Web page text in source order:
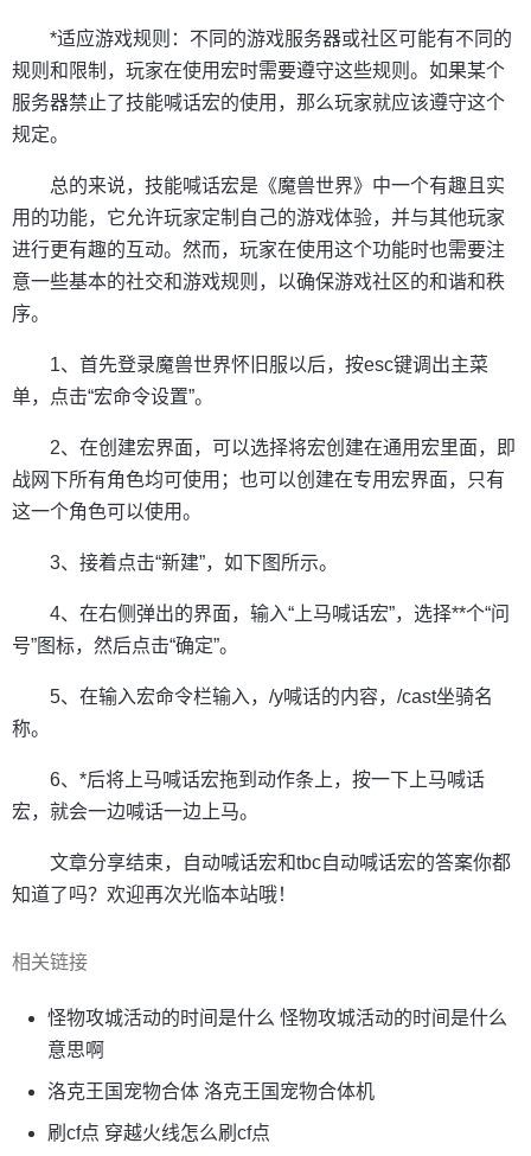
*适应游戏规则：不同的游戏服务器或社区可能有不同的
规则和限制，玩家在使用宏时需要遵守这些规则。如果某个
服务器禁止了技能喊话宏的使用，那么玩家就应该遵守这个
规定。
总的来说，技能喊话宏是《魔兽世界》中一个有趣且实
用的功能，它允许玩家定制自己的游戏体验，并与其他玩家
进行更有趣的互动。然而，玩家在使用这个功能时也需要注
意一些基本的社交和游戏规则，以确保游戏社区的和谐和秩
序。
1、首先登录魔兽世界怀旧服以后，按esc键调出主菜
单，点击“宏命令设置”。
2、在创建宏界面，可以选择将宏创建在通用宏里面，即
战网下所有角色均可使用；也可以创建在专用宏界面，只有
这一个角色可以使用。
3、接着点击“新建”，如下图所示。
4、在右侧弹出的界面，输入“上马喊话宏”，选择**个“问
号”图标，然后点击“确定”。
5、在输入宏命令栏输入，/y喊话的内容，/cast坐骑名
称。
6、*后将上马喊话宏拖到动作条上，按一下上马喊话
宏，就会一边喊话一边上马。
文章分享结束，自动喊话宏和tbc自动喊话宏的答案你都
知道了吗？欢迎再次光临本站哦！
相关链接
怪物攻城活动的时间是什么 怪物攻城活动的时间是什么
意思啊
洛克王国宠物合体 洛克王国宠物合体机
刷cf点 穿越火线怎么刷cf点